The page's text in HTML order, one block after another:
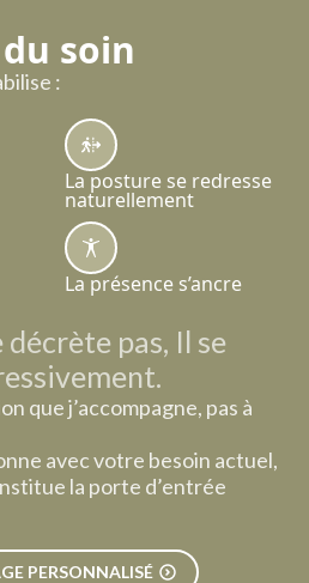
soin
:
La posture se redresse
naturellement
La présence s’ancre
décrète pas, Il se
que j’accompagne, pas à
avec votre besoin actuel,
la porte d’entrée
PERSONNALISÉ